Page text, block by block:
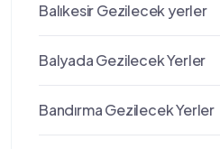
Balıkesir Gezilecek yerler
Balyada Gezilecek Yerler
Bandırma Gezilecek Yerler